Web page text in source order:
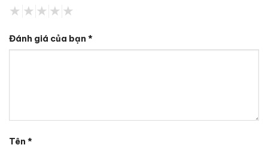
Đánh giá của bạn *
Tên *